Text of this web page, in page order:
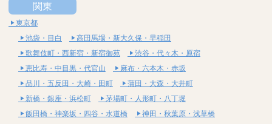
関東
東京都
池袋・目白
高田馬場・新大久保・早稲田
歌舞伎町・西新宿・新宿御苑
渋谷・代々木・原宿
恵比寿・中目黒・代官山
麻布・六本木・赤坂
品川・五反田・大崎・田町
蒲田・大森・大井町
新橋・銀座・浜松町
茅場町・人形町・八丁堀
飯田橋・神楽坂・四谷・水道橋
神田・秋葉原・浅草橋